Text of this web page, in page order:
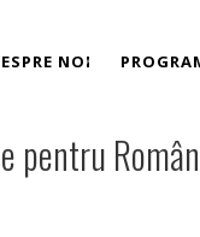
NOI
Linkpentru